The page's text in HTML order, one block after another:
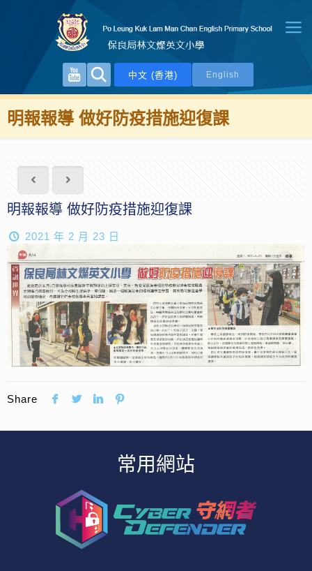
中文 (香港) English
明報報導 做好防疫措施迎復課
明報報導 做好防疫措施迎復課
2021 年 2 月 23 日
Share
常用網站